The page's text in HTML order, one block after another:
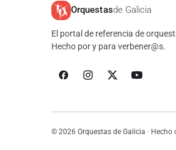
Orquestasde Galicia
El portal de referencia de
Hecho por y para verbener@s.
© 2026 Orquestas de Galicia · Hecho